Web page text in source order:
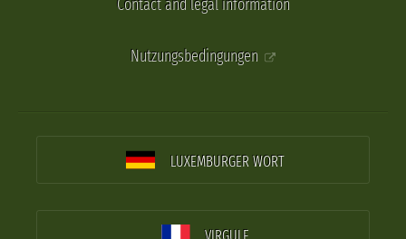
Contact and legal information
Nutzungsbedingungen
LUXEMBURGER WORT
VIRGULE